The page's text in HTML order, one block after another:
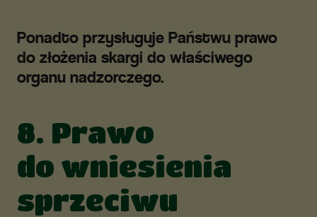
Ponadto przysługuje Państwu prawo
do złożenia skargi do właściwego
organu nadzorczego.
8. Prawo
do wniesienia
sprzeciwu